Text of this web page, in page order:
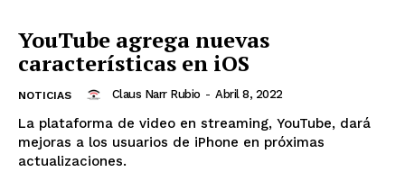
YouTube agrega nuevas
características en iOS
NOTICIAS Claus Narr Rubio - Abril 8, 2022
La plataforma de video en streaming, YouTube, dará
mejoras a los usuarios de iPhone en próximas
actualizaciones.